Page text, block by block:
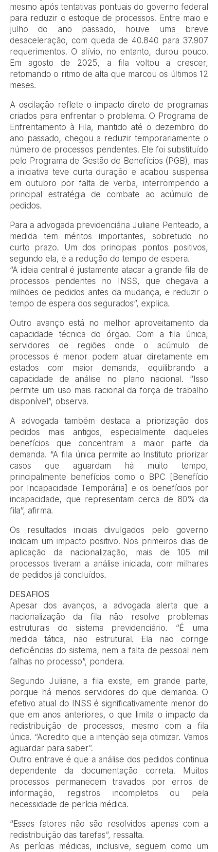
mesmo após tentativas pontuais do governo federal
para reduzir o estoque de processos. Entre maio e
julho do ano passado, houve uma breve
desaceleração, com queda de 40.840 para 37.907
requerimentos. O alívio, no entanto, durou pouco.
Em agosto de 2025, a fila voltou a crescer,
retomando o ritmo de alta que marcou os últimos 12
meses.
A oscilação reflete o impacto direto de programas
criados para enfrentar o problema. O Programa de
Enfrentamento à Fila, mantido até o dezembro do
ano passado, chegou a reduzir temporariamente o
número de processos pendentes. Ele foi substituído
pelo Programa de Gestão de Benefícios (PGB), mas
a iniciativa teve curta duração e acabou suspensa
em outubro por falta de verba, interrompendo a
principal estratégia de combate ao acúmulo de
pedidos.
Para a advogada previdenciária Juliane Penteado, a
medida tem méritos importantes, sobretudo no
curto prazo. Um dos principais pontos positivos,
segundo ela, é a redução do tempo de espera.
“A ideia central é justamente atacar a grande fila de
processos pendentes no INSS, que chegava a
milhões de pedidos antes da mudança, e reduzir o
tempo de espera dos segurados”, explica.
Outro avanço está no melhor aproveitamento da
capacidade técnica do órgão. Com a fila única,
servidores de regiões onde o acúmulo de
processos é menor podem atuar diretamente em
estados com maior demanda, equilibrando a
capacidade de análise no plano nacional. “Isso
permite um uso mais racional da força de trabalho
disponível”, observa.
A advogada também destaca a priorização dos
pedidos mais antigos, especialmente daqueles
benefícios que concentram a maior parte da
demanda. “A fila única permite ao Instituto priorizar
casos que aguardam há muito tempo,
principalmente benefícios como o BPC [Benefício
por Incapacidade Temporária] e os benefícios por
incapacidade, que representam cerca de 80% da
fila”, afirma.
Os resultados iniciais divulgados pelo governo
indicam um impacto positivo. Nos primeiros dias de
aplicação da nacionalização, mais de 105 mil
processos tiveram a análise iniciada, com milhares
de pedidos já concluídos.
DESAFIOS
Apesar dos avanços, a advogada alerta que a
nacionalização da fila não resolve problemas
estruturais do sistema previdenciário. “É uma
medida tática, não estrutural. Ela não corrige
deficiências do sistema, nem a falta de pessoal nem
falhas no processo”, pondera.
Segundo Juliane, a fila existe, em grande parte,
porque há menos servidores do que demanda. O
efetivo atual do INSS é significativamente menor do
que em anos anteriores, o que limita o impacto da
redistribuição de processos, mesmo com a fila
única. “Acredito que a intenção seja otimizar. Vamos
aguardar para saber”.
Outro entrave é que a análise dos pedidos continua
dependente da documentação correta. Muitos
processos permanecem travados por erros de
informação, registros incompletos ou pela
necessidade de perícia médica.
“Esses fatores não são resolvidos apenas com a
redistribuição das tarefas”, ressalta.
As perícias médicas, inclusive, seguem como um